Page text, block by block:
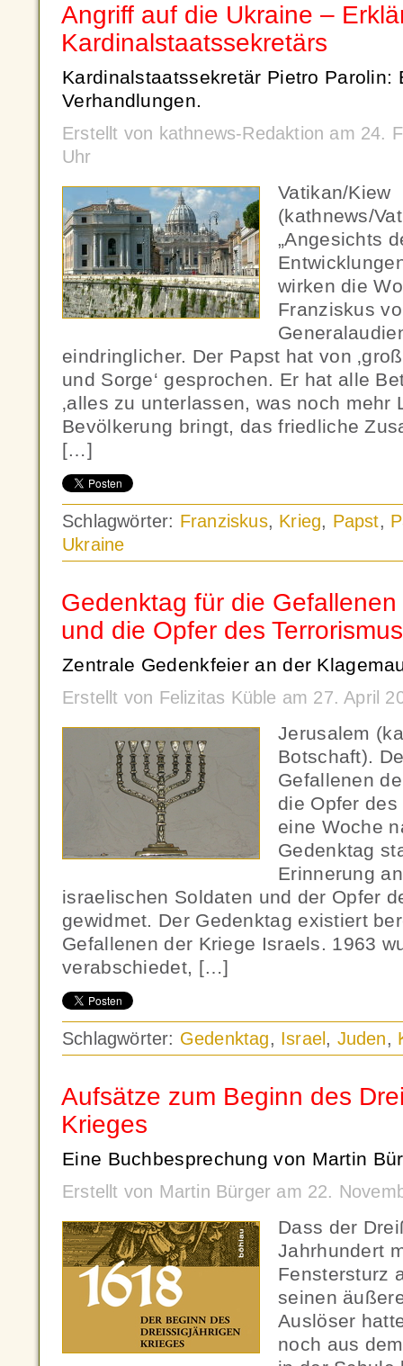
Angriff auf die Ukraine –
Kardinalstaatssekretärs
Kardinalstaatssekretär Pietro Parolin:
Verhandlungen.
Erstellt von kathnews-Redaktion am 24.
Uhr
Vatikan/Kiew
(kathnews/
„Angesichts
wirken die
Franziskus
eindringlicher. Der Papst hat von
und Sorge‘ gesprochen. Er hat alle
‚alles zu unterlassen, was noch mehr
Bevölkerung bringt, das friedliche
[…]
Schlagwörter: Franziskus, Krieg, Papst,
Ukraine
Gedenktag für die
und die Opfer des Terrorismus
Zentrale Gedenkfeier an der
Erstellt von Felizitas Küble am 27. April
Jerusalem
Botschaft).
Gefallenen
die Opfer
eine Woche
Gedenktag
Erinnerung
israelischen Soldaten und der Opfer
gewidmet. Der Gedenktag existiert
Gefallenen der Kriege Israels. 1963
verabschiedet, […]
Schlagwörter: Gedenktag, Israel , Juden,
Aufsätze zum Beginn des
Krieges
Eine Buchbesprechung von Martin
Erstellt von Martin Bürger am 22.
Dass der
Jahrhundert
Fenstersturz
seinen
Auslöser
noch aus